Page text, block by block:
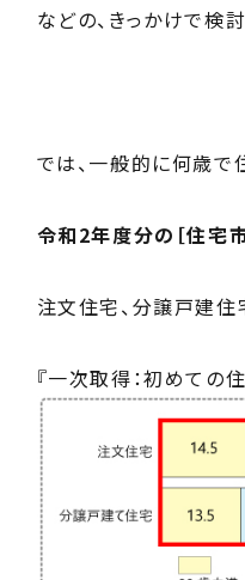
などの、きっかけで検
では、一般的に何歳で
令和2年度分の［住宅
注文住宅、分譲戸建
『一次取得：初めての